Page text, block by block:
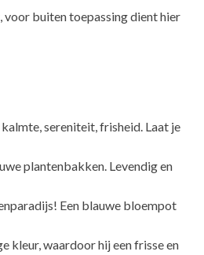
buiten toepassing dient hier
sereniteit, frisheid. Laat je
plantenbakken. Levendig en
Een blauwe bloempot
kleur, waardoor hij een frisse en